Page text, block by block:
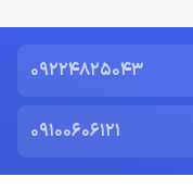
09224825043
09100606121